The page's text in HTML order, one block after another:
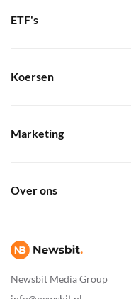
Newsbit Media Group
ETF's
Koersen
Marketing
Over ons